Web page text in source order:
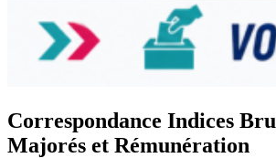
Correspondance Indices
Majorés et Rémunération